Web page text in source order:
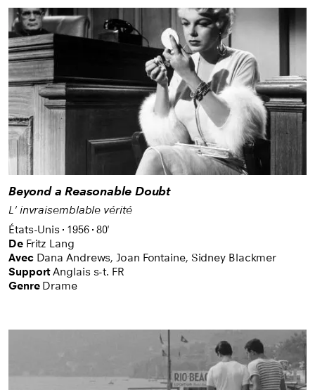
Beyond a Reasonable Doubt
L' invraisemblable vérité
États-Unis
1956 80'
De Fritz Lang
Avec Dana Andrews,Joan Fontaine, Sidney Blackmer
Support Anglais s-t. FR
Genre Drame